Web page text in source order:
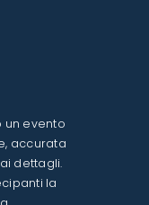
un evento
accurata
dettagli.
la